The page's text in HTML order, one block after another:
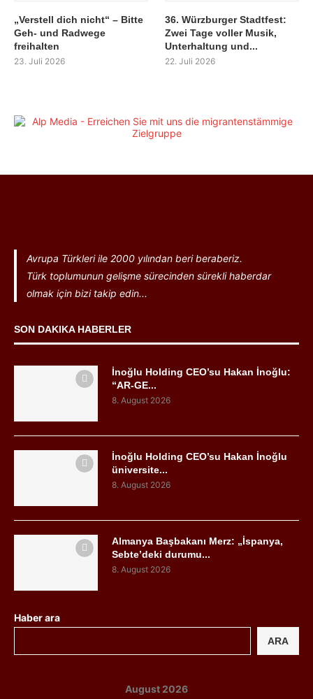
„Verstell dich nicht“ – Bitte
Geh- und Radwege
freihalten
23. Juli 2026
36. Würzburger Stadtfest:
Zwei Tage voller Musik,
Unterhaltung und...
22. Juli 2026
Avrupa Türkleri ile 2000 yılından beri beraberiz.
Türk toplumunun gelişme sürecinden sürekli haberdar
olmak için bizi takip edin...
SON DAKIKA HABERLER
İnoğlu Holding CEO’su Hakan İnoğlu:
“AR-GE...
8. August 2026
İnoğlu Holding CEO’su Hakan İnoğlu
üniversite...
8. August 2026
Almanya Başbakanı Merz: „İspanya,
Sebte’deki durumu...
8. August 2026
Haber ara
ARA
August 2026